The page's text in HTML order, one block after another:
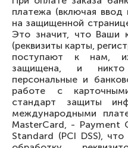
платежа (включая ввод
на защищенной
Это значит, что Ваши
(реквизиты карты,
поступают к нам,
защищена, и
персональные и
работе с
стандарт защиты
международными
MasterCard, - Payment
Standard (PCI DSS),